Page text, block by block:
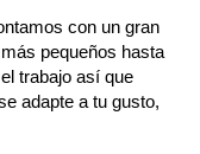
con un gran
pequeños hasta
trabajo así que
adapte a tu gusto,